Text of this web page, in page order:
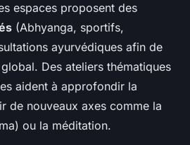
espaces proposent des
(Abhyanga, sportifs,
ayurvédiques afin de
Des ateliers thématiques
aident à approfondir la
de nouveaux axes comme la
ou la méditation.